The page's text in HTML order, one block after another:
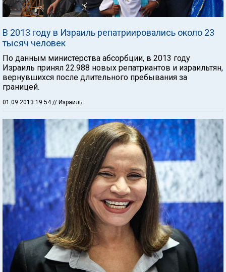
В 2013 году в Израиль репатриировались около 23
тысяч человек
По данным министерства абсорбции, в 2013 году
Израиль принял 22.988 новых репатриантов и израильтян,
вернувшихся после длительного пребывания за
границей.
01.09.2013 19:54// Израиль